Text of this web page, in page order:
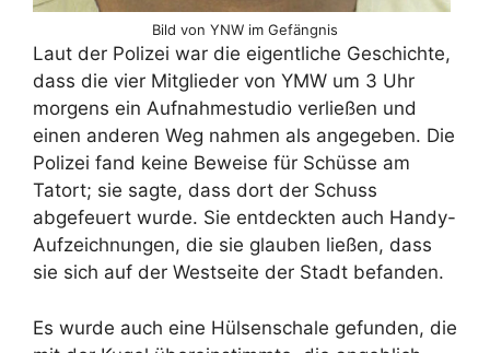
Bild von YNW im Gefängnis
Laut der Polizei war die eigentliche Geschichte,
dass die vier Mitglieder von YMW um 3 Uhr
morgens ein Aufnahmestudio verließen und
einen anderen Weg nahmen als angegeben. Die
Polizei fand keine Beweise für Schüsse am
Tatort; sie sagte, dass dort der Schuss
abgefeuert wurde. Sie entdeckten auch Handy-
Aufzeichnungen, die sie glauben ließen, dass
sie sich auf der Westseite der Stadt befanden.
Es wurde auch eine Hülsenschale gefunden, die